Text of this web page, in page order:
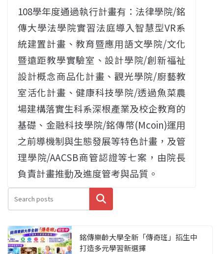
108學年度通過執行計畫有：法律學院/銘
傳大學法學院實習法庭導入智慧型VR系
統建置計畫、教育暨應用語文學院/文化
暨遠距教學實驗室、設計學院/創新福祉
設計概念商品化計畫、觀光學院/廚藝教
室活化計畫、健康科技學院/透過魚菜農
場建構落實生科系深根產業及校企教育的
基礎、金融科技學院/銘傳幣(Mcoin)運用
之前導機制與生態發展等特色計畫，及管
理學院/AACSB商管認證等七案，由院長
負責計畫推動及進度管考與品質。
搜尋
銘傳樂齡大學全新「傳奇班」招生中
打造多元學習新選擇